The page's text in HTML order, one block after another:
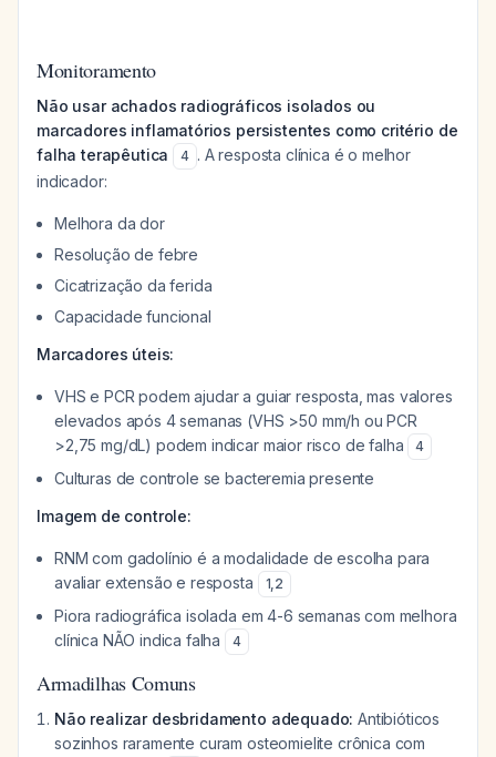
Monitoramento
Não usar achados radiográficos isolados ou
marcadores inflamatórios persistentes como critério de
falha terapêutica
4 . A resposta clínica é o melhor
indicador:
Melhora da dor
Resolução de febre
Cicatrização da ferida
Capacidade funcional
Marcadores úteis:
VHS e PCR podem ajudar a guiar resposta, mas valores
elevados após 4 semanas (VHS >50 mm/h ou PCR
>2,75 mg/dL) podem indicar maior risco de falha
4
Culturas de controle se bacteremia presente
Imagem de controle:
RNM com gadolínio é a modalidade de escolha para
avaliar extensão e resposta
1,2
Piora radiográfica isolada em 4-6 semanas com melhora
clínica NÃO indica falha
4
Armadilhas Comuns
Não realizar desbridamento adequado: Antibióticos
sozinhos raramente curam osteomielite crônica com